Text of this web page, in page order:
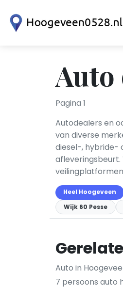
Auto
Pagina 1
Autodealers en
van diverse
diesel-, hybride-
veilingplatformen
Heel Hoogeveen
Wijk 60 Pesse
Auto in
7 persoons auto